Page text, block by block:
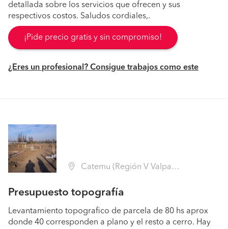
detallada sobre los servicios que ofrecen y sus
respectivos costos. Saludos cordiales,.
¡Pide precio gratis y sin compromiso!
¿Eres un profesional? Consigue trabajos como este
Catemu (Región V Valparaíso - San Felipe de Aconcagua)
Presupuesto topografía
Levantamiento topografico de parcela de 80 hs aprox
donde 40 corresponden a plano y el resto a cerro. Hay